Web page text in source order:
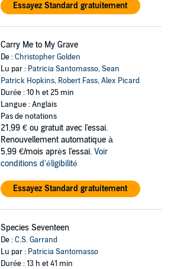
Essayez Standard gratuitement
Carry Me to My Grave
De :Christopher Golden
Lu par : Patricia Santomasso,Sean
Patrick Hopkins, Robert Fass,Alex Picard
Durée : 10 h et 25 min
Langue : Anglais
Pas de notations
21,99 € ou gratuit avec l'essai.
Renouvellement automatique à
5,99 €/mois après l'essai. Voir
conditions d'éligibilité
Essayez Standard gratuitement
Species Seventeen
De :C.S. Garrand
Lu par : Patricia Santomasso
Durée : 13 h et 41 min